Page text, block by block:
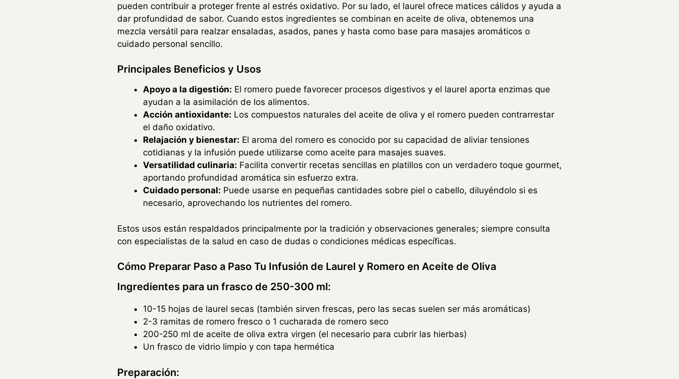
pueden contribuir a proteger frente al estrés oxidativo. Por su lado, el laurel ofrece matices cálidos y ayuda a
dar profundidad de sabor. Cuando estos ingredientes se combinan en aceite de oliva, obtenemos una
mezcla versátil para realzar ensaladas, asados, panes y hasta como base para masajes aromáticos o
cuidado personal sencillo.
Principales Beneficios y Usos
Apoyo a la digestión: El romero puede favorecer procesos digestivos y el laurel aporta enzimas que
ayudan a la asimilación de los alimentos.
Acción antioxidante: Los compuestos naturales del aceite de oliva y el romero pueden contrarrestar
el daño oxidativo.
Relajación y bienestar: El aroma del romero es conocido por su capacidad de aliviar tensiones
cotidianas y la infusión puede utilizarse como aceite para masajes suaves.
Versatilidad culinaria: Facilita convertir recetas sencillas en platillos con un verdadero toque gourmet,
aportando profundidad aromática sin esfuerzo extra.
Cuidado personal: Puede usarse en pequeñas cantidades sobre piel o cabello, diluyéndolo si es
necesario, aprovechando los nutrientes del romero.
Estos usos están respaldados principalmente por la tradición y observaciones generales; siempre consulta
con especialistas de la salud en caso de dudas o condiciones médicas específicas.
Cómo Preparar Paso a Paso Tu Infusión de Laurel y Romero en Aceite de Oliva
Ingredientes para un frasco de 250-300 ml:
10-15 hojas de laurel secas (también sirven frescas, pero las secas suelen ser más aromáticas)
2-3 ramitas de romero fresco o 1 cucharada de romero seco
200-250 ml de aceite de oliva extra virgen (el necesario para cubrir las hierbas)
Un frasco de vidrio limpio y con tapa hermética
Preparación: